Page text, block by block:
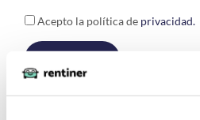
Acepto la política de privacidad.